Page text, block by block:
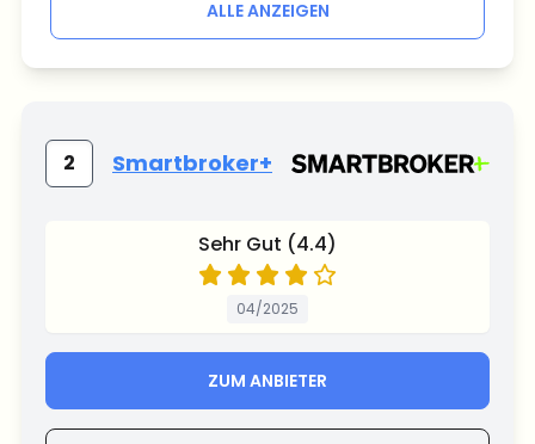
ALLE ANZEIGEN
2 Smartbroker+
Sehr Gut (4.4)
04/2025
ZUM ANBIETER